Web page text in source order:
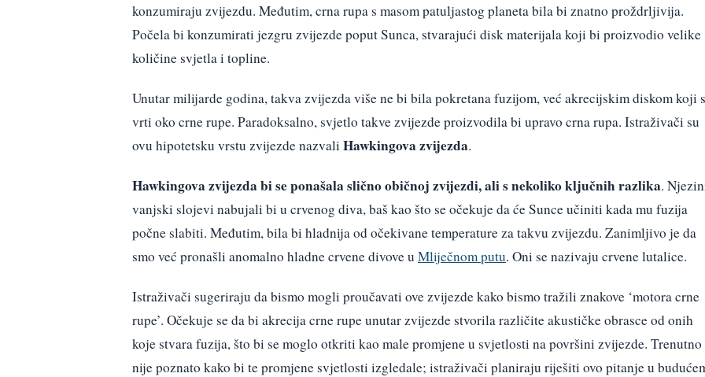
konzumiraju zvijezdu. Međutim, crna rupa s masom patuljastog planeta bila bi znatno proždrljivija.
Počela bi konzumirati jezgru zvijezde poput Sunca, stvarajući disk materijala koji bi proizvodio velike
količine svjetla i topline.
Unutar milijarde godina, takva zvijezda više ne bi bila pokretana fuzijom, već akrecijskim diskom koji
vrti oko crne rupe. Paradoksalno, svjetlo takve zvijezde proizvodila bi upravo crna rupa. Istraživači su
ovu hipotetsku vrstu zvijezde nazvali Hawkingova zvijezda.
Hawkingova zvijezda bi se ponašala slično običnoj zvijezdi, ali s nekoliko ključnih razlika.
vanjski slojevi nabujali bi u crvenog diva, baš kao što se očekuje da će Sunce učiniti kada mu fuzija
počne slabiti. Međutim, bila bi hladnija od očekivane temperature za takvu zvijezdu. Zanimljivo je da
smo već pronašli anomalno hladne crvene divove u Mliječnom putu. Oni se nazivaju crvene lutalice.
Istraživači sugeriraju da bismo mogli proučavati ove zvijezde kako bismo tražili znakove ‘motora crne
rupe’. Očekuje se da bi akrecija crne rupe unutar zvijezde stvorila različite akustičke obrasce od onih
koje stvara fuzija, što bi se moglo otkriti kao male promjene u svjetlosti na površini zvijezde. Trenutno
nije poznato kako bi te promjene svjetlosti izgledale; istraživači planiraju riješiti ovo pitanje u